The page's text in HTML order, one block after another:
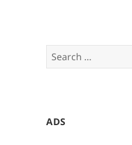
Search
for:
ADS